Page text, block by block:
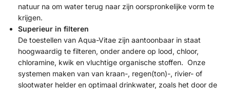
natuur na om water terug naar zijn oorspronkelijke vorm te
krijgen.
Superieur in filteren
De toestellen van Aqua-Vitae zijn aantoonbaar in staat
hoogwaardig te filteren, onder andere op lood, chloor,
chloramine, kwik en vluchtige organische stoffen. Onze
systemen maken van van kraan-, regen(ton)-, rivier- of
slootwater helder en optimaal drinkwater, zoals het door de